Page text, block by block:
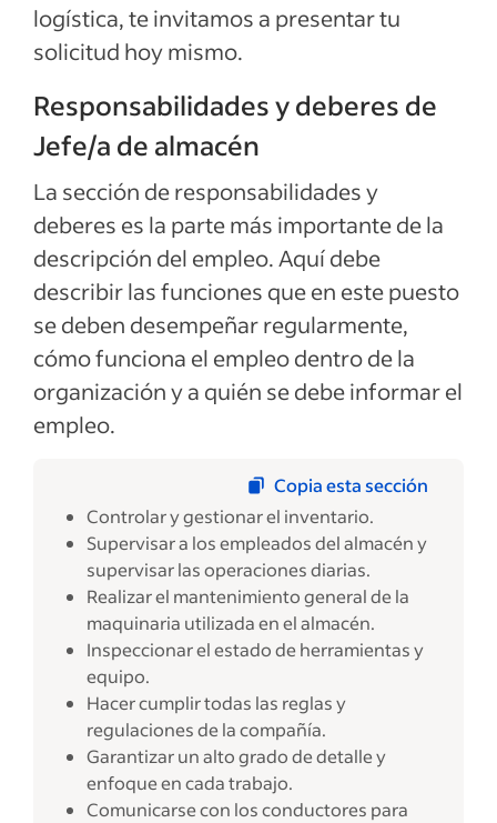
logística, te invitamos a presentar tu
solicitud hoy mismo.
Responsabilidades y deberes de
Jefe/a de almacén
La sección de responsabilidades y
deberes es la parte más importante de la
descripción del empleo. Aquí debe
describir las funciones que en este puesto
se deben desempeñar regularmente,
cómo funciona el empleo dentro de la
organización y a quién se debe informar el
empleo.
Copia esta sección
Controlar y gestionar el inventario.
Supervisar a los empleados del almacén y
supervisar las operaciones diarias.
Realizar el mantenimiento general de la
maquinaria utilizada en el almacén.
Inspeccionar el estado de herramientas y
equipo.
Hacer cumplir todas las reglas y
regulaciones de la compañía.
Garantizar un alto grado de detalle y
enfoque en cada trabajo.
Comunicarse con los conductores para